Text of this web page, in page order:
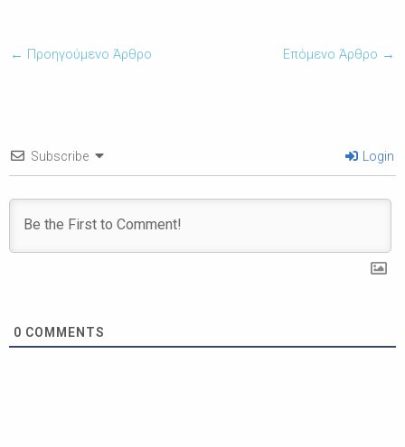
← Προηγούμενο Άρθρο Επόμενο Άρθρο →
Subscribe Login
0 COMMENTS